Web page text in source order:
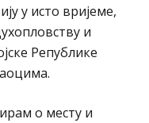
у исто вријеме,
и
Републике
о месту и